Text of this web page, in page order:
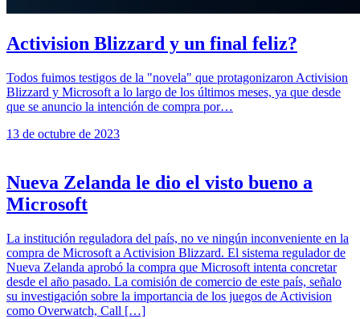
Activision Blizzard y un final feliz?
Todos fuimos testigos de la "novela" que protagonizaron Activision
Blizzard y Microsoft a lo largo de los últimos meses, ya que desde
que se anuncio la intención de compra por…
13 de octubre de 2023
Nueva Zelanda le dio el visto bueno a
Microsoft
La institución reguladora del país, no ve ningún inconveniente en la
compra de Microsoft a Activision Blizzard. El sistema regulador de
Nueva Zelanda aprobó la compra que Microsoft intenta concretar
desde el año pasado. La comisión de comercio de este país, señalo
su investigación sobre la importancia de los juegos de Activision
como Overwatch, Call […]